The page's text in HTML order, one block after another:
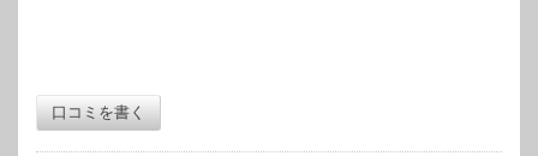
口コミを書く